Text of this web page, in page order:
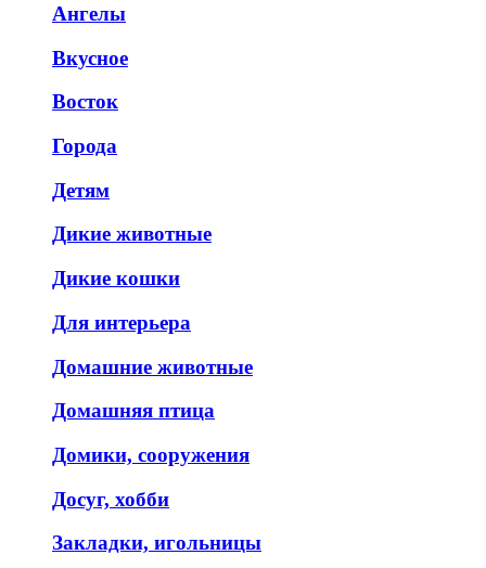
Ангелы
Вкусное
Восток
Города
Детям
Дикие животные
Дикие кошки
Для интерьера
Домашние животные
Домашняя птица
Домики, сооружения
Досуг, хобби
Закладки, игольницы